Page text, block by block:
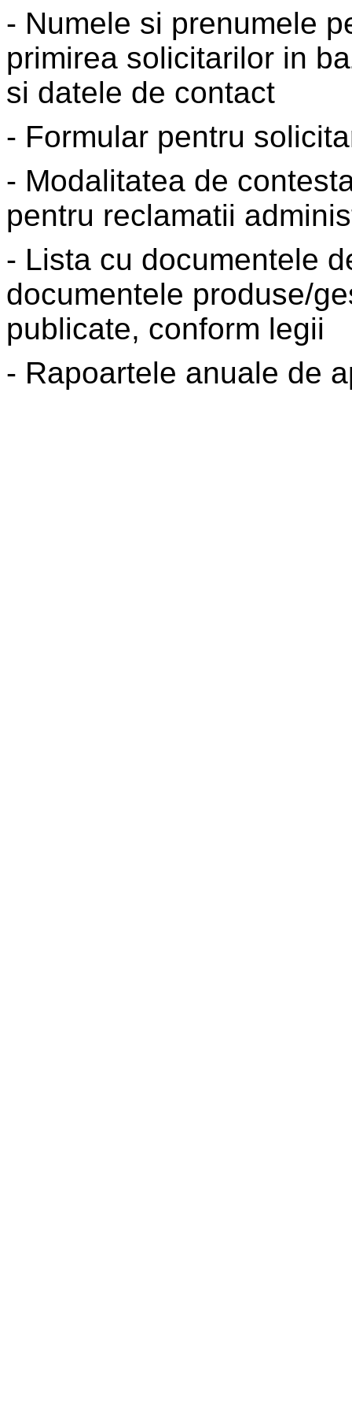
- Numele si prenumele
primirea solicitarilor in
si datele de contact
- Formular pentru
- Modalitatea de
pentru reclamatii
- Lista cu documentele
documentele produse/
publicate, conform legii
- Rapoartele anuale de